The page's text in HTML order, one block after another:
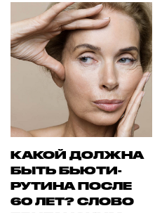
КАКОЙ ДОЛЖНА
БЫТЬ БЬЮТИ-
РУТИНА ПОСЛЕ
60 ЛЕТ? СЛОВО